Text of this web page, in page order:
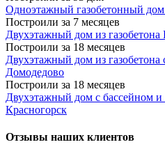
Одноэтажный газобетонный дом
Построили за 7 месяцев
Двухэтажный дом из газобетона
Построили за 18 месяцев
Двухэтажный дом из газобетона
Домодедово
Построили за 18 месяцев
Двухэтажный дом с бассейном
Красногорск
Отзывы наших клиентов